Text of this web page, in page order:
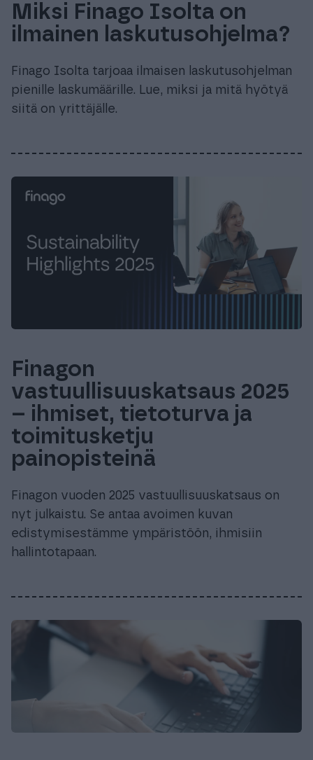
Miksi Finago Isolta on
ilmainen laskutusohjelma?
Finago Isolta tarjoaa ilmaisen laskutusohjelman
pienille laskumäärille. Lue, miksi ja mitä hyötyä
siitä on yrittäjälle.
Finagon
vastuullisuuskatsaus 2025
– ihmiset, tietoturva ja
toimitusketju
painopisteinä
Finagon vuoden 2025 vastuullisuuskatsaus on
nyt julkaistu. Se antaa avoimen kuvan
edistymisestämme ympäristöön, ihmisiin
hallintotapaan.